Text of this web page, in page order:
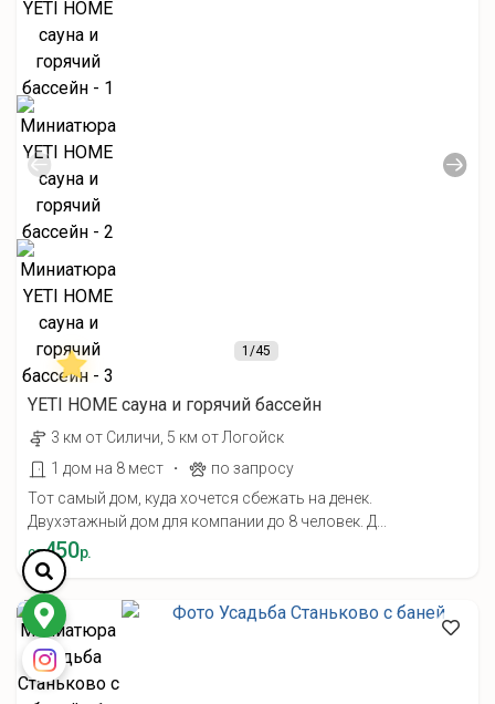
1/45
YETI HOME cауна и горячий бассейн
3 км от Силичи, 5 км от Логойск
1 дом на 8 мест
·
по запросу
Тот самый дом, куда хочется сбежать на денек.
Двухэтажный дом для компании до 8 человек. Д...
от450р.